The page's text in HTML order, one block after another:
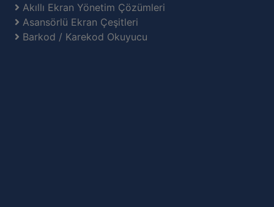
Akıllı Ekran Yönetim Çözümleri
Asansörlü Ekran Çeşitleri
Barkod / Karekod Okuyucu